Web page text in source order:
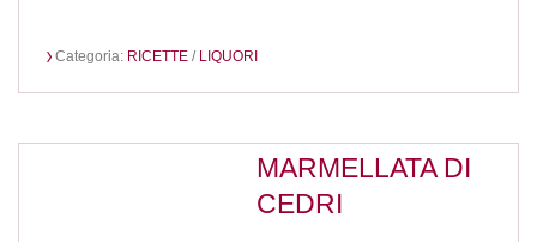
Categoria: RICETTE / LIQUORI
MARMELLATA DI
CEDRI